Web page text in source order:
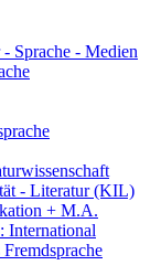
Sprache - Medien
- Literatur (KIL)
+ M.A.
International